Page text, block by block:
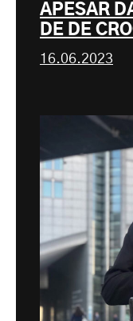
APESAR
DE DE
16.06.2023